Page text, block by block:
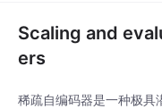
Scaling and
ers
稀疏自编码器是一种极具